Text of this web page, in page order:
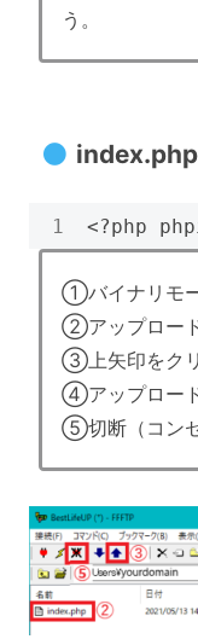
う。
index.php
<?php
①バイナリモ
②アップロー
③上矢印をク
④アップロー
⑤切断（コンセ